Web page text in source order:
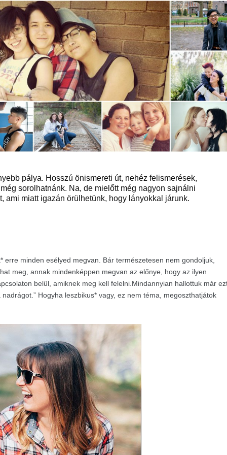
pálya. Hosszú önismereti út, nehéz felismerések,
sorolhatnánk. Na, de mielőtt még nagyon sajnálni
ami miatt igazán örülhetünk, hogy lányokkal járunk.
minden esélyed megvan. Bár természetesen nem gondoljuk,
meg, annak mindenképpen megvan az előnye, hogy az ilyen
belül, amiknek meg kell felelni.Mindannyian hallottuk már
Hogyha leszbikus* vagy, ez nem téma, megoszthatjátok